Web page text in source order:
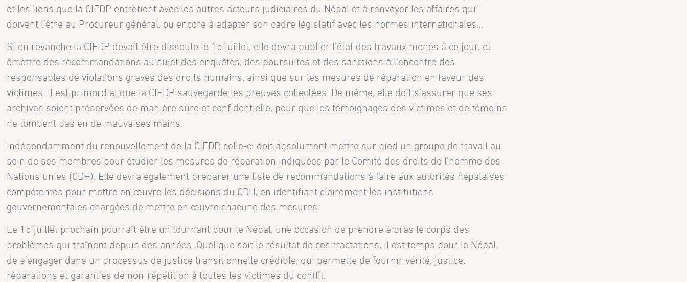
et les liens que la CIEDP entretient avec les autres acteurs judiciaires du Népal et à renvoyer les affaires qui
doivent l’être au Procureur général, ou encore à adapter son cadre législatif avec les normes internationales…
Si en revanche la CIEDP devait être dissoute le 15 juillet, elle devra publier l’état des travaux menés à ce jour, et
émettre des recommandations au sujet des enquêtes, des poursuites et des sanctions à l’encontre des
responsables de violations graves des droits humains, ainsi que sur les mesures de réparation en faveur des
victimes. Il est primordial que la CIEDP sauvegarde les preuves collectées. De même, elle doit s’assurer que ses
archives soient préservées de manière sûre et confidentielle, pour que les témoignages des victimes et de témoins
ne tombent pas en de mauvaises mains.
Indépendamment du renouvellement de la CIEDP, celle-ci doit absolument mettre sur pied un groupe de travail au
sein de ses membres pour étudier les mesures de réparation indiquées par le Comité des droits de l’homme des
Nations unies (CDH). Elle devra également préparer une liste de recommandations à faire aux autorités népalaises
compétentes pour mettre en œuvre les décisions du CDH, en identifiant clairement les institutions
gouvernementales chargées de mettre en œuvre chacune des mesures.
Le 15 juillet prochain pourrait être un tournant pour le Népal, une occasion de prendre à bras le corps des
problèmes qui traînent depuis des années. Quel que soit le résultat de ces tractations, il est temps pour le Népal
de s’engager dans un processus de justice transitionnelle crédible, qui permette de fournir vérité, justice,
réparations et garanties de non-répétition à toutes les victimes du conflit.